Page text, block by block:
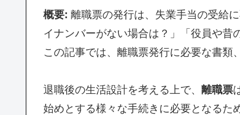
概要: 離職票の発行は、失業手当の受給
イナンバーがない場合は？」「役員や昔
この記事では、離職票発行に必要な書類
退職後の生活設計を考える上で、 離職票
始めとする様々な手続きに必要となるた